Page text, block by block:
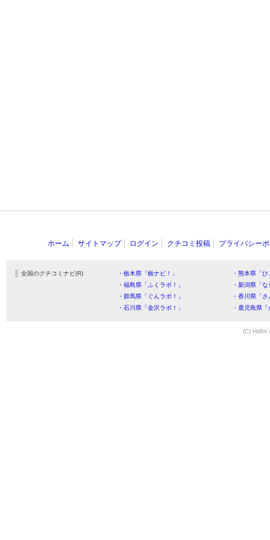
ホーム サイトマップ ログイン クチコミ投稿 プライバシー
全国のクチコミナビ(R) ・栃木県「栃ナビ！」
・熊本県「
・福島県「ふくラボ！」
・新潟県「
・群馬県「ぐんラボ！」
・香川県「
・石川県「金沢ラボ！」
・鹿児島県
(C) HitBit